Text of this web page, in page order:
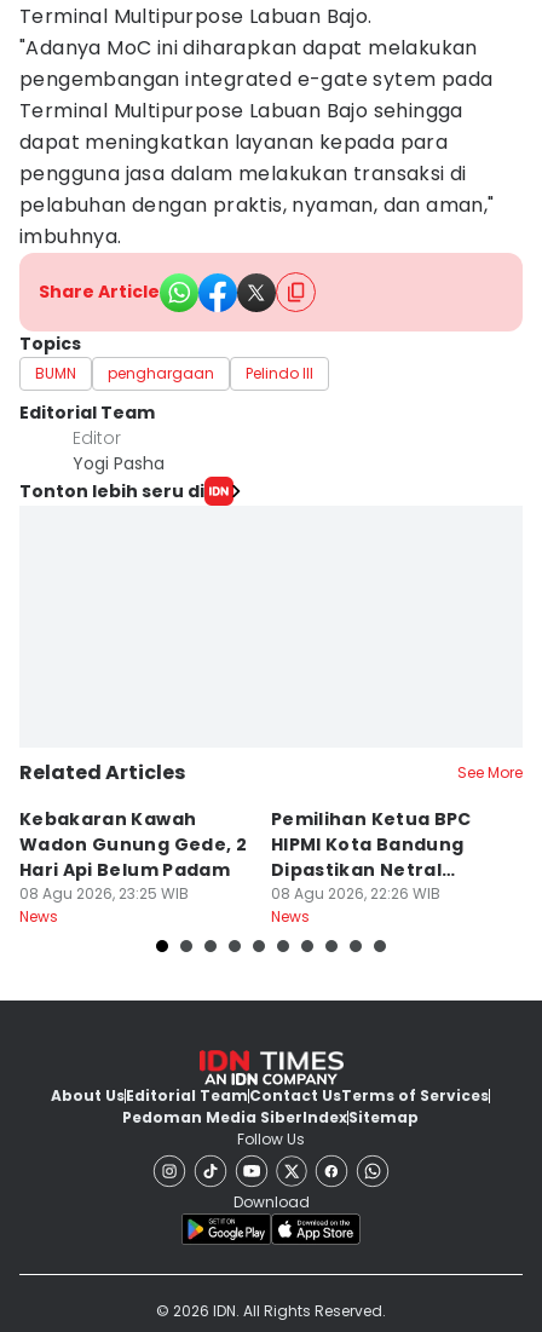
Terminal Multipurpose Labuan Bajo.
"Adanya MoC ini diharapkan dapat melakukan
pengembangan integrated e-gate sytem pada
Terminal Multipurpose Labuan Bajo sehingga
dapat meningkatkan layanan kepada para
pengguna jasa dalam melakukan transaksi di
pelabuhan dengan praktis, nyaman, dan aman,"
imbuhnya.
Share Article
Topics
BUMN penghargaan Pelindo III
Editorial Team
Editor
Yogi Pasha
Tonton lebih seru di
Related Articles See More
Kebakaran Kawah
Wadon Gunung Gede, 2
Hari Api Belum Padam
08 Agu 2026, 23:25 WIB
News
Pemilihan Ketua BPC
HIPMI Kota Bandung
Dipastikan Netral
Tanpa Tekanan
08 Agu 2026, 22:26 WIB
News
About UsEditorial TeamContact UsTerms of Services
Pedoman Media SiberIndexSitemap
Follow Us
Download
© 2026 IDN. All Rights Reserved.